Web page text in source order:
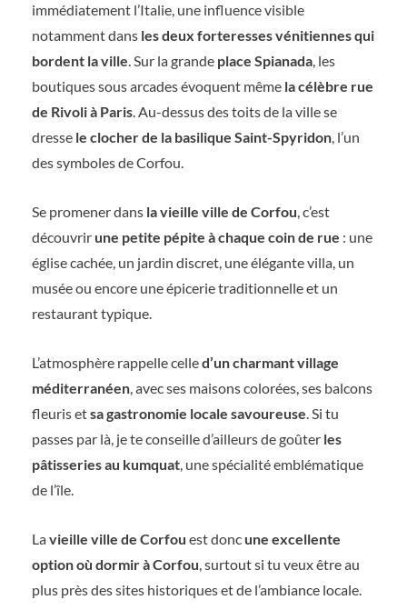
immédiatement l’Italie, une influence visible
notamment dans les deux forteresses vénitiennes qui
bordent la ville. Sur la grande place Spianada, les
boutiques sous arcades évoquent même la célèbre rue
de Rivoli à Paris. Au-dessus des toits de la ville se
dresse le clocher de la basilique Saint-Spyridon, l’un
des symboles de Corfou.
Se promener dans la vieille ville de Corfou, c’est
découvrir une petite pépite à chaque coin de rue : une
église cachée, un jardin discret, une élégante villa, un
musée ou encore une épicerie traditionnelle et un
restaurant typique.
L’atmosphère rappelle celled’un charmant village
méditerranéen, avec ses maisons colorées, ses balcons
fleuris etsa gastronomie locale savoureuse. Si tu
passes par là, je te conseille d’ailleurs de goûter les
pâtisseries au kumquat, une spécialité emblématique
de l’île.
Lavieille ville de Corfou est donc une excellente
option où dormir à Corfou, surtout si tu veux être au
plus près des sites historiques et de l’ambiance locale.